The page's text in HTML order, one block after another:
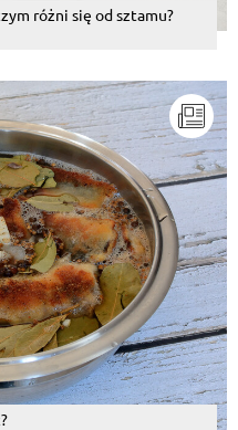
różni się od sztamu?